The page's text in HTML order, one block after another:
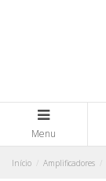
Menu
Início Amplificadores